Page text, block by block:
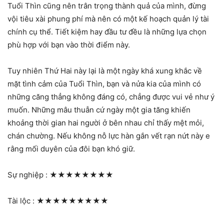
Tuổi Thìn cũng nên trân trọng thành quả của mình, đừng
vội tiêu xài phung phí mà nên có một kế hoạch quản lý tài
chính cụ thể. Tiết kiệm hay đầu tư đều là những lựa chọn
phù hợp với bạn vào thời điểm này.
Tuy nhiên Thứ Hai này lại là một ngày khá xung khắc về
mặt tình cảm của Tuổi Thìn, bạn và nửa kia của mình có
những căng thẳng không đáng có, chẳng được vui vẻ như ý
muốn. Những mâu thuẫn cứ ngày một gia tăng khiến
khoảng thời gian hai người ở bên nhau chỉ thấy mệt mỏi,
chán chường. Nếu không nỗ lực hàn gắn vết rạn nứt này e
rằng mối duyên của đôi bạn khó giữ.
Sự nghiệp : ★★★★★★★★
Tài lộc : ★★★★★★★★★